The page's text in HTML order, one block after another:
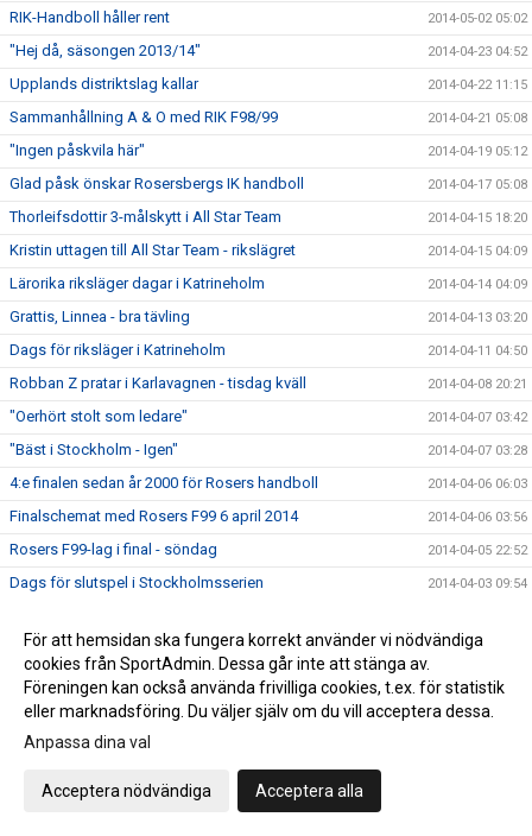
RIK-Handboll håller rent 2014-05-02 05:02
"Hej då, säsongen 2013/14" 2014-04-23 04:52
Upplands distriktslag kallar 2014-04-22 11:15
Sammanhållning A & O med RIK F98/99 2014-04-21 05:08
"Ingen påskvila här" 2014-04-19 05:12
Glad påsk önskar Rosersbergs IK handboll 2014-04-17 05:08
Thorleifsdottir 3-målskytt i All Star Team 2014-04-15 18:20
Kristin uttagen till All Star Team - rikslägret 2014-04-15 04:09
Lärorika riksläger dagar i Katrineholm 2014-04-14 04:09
Grattis, Linnea - bra tävling 2014-04-13 03:20
Dags för riksläger i Katrineholm 2014-04-11 04:50
Robban Z pratar i Karlavagnen - tisdag kväll 2014-04-08 20:21
"Oerhört stolt som ledare" 2014-04-07 03:42
"Bäst i Stockholm - Igen" 2014-04-07 03:28
4:e finalen sedan år 2000 för Rosers handboll 2014-04-06 06:03
Finalschemat med Rosers F99 6 april 2014 2014-04-06 03:56
Rosers F99-lag i final - söndag 2014-04-05 22:52
Dags för slutspel i Stockholmsserien 2014-04-03 09:54
Miljonaffär till Rosersbergs IK 2014-04-01 03:44
Fanny Lundin spelar för Rosersberg 2014-03-31 21:42
Rosers B-flickor bäst i Uppland 2014-03-31 04:07
Rosers föll i semifinal
Missa inte Serbien-Sverige torsdag
För att hemsidan ska fungera korrekt använder vi nödvändiga
cookies från SportAdmin. Dessa går inte att stänga av.
Föreningen kan också använda frivilliga cookies, t.ex. för statistik
eller marknadsföring. Du väljer själv om du vill acceptera dessa.
Anpassa dina val
Acceptera nödvändiga Acceptera alla